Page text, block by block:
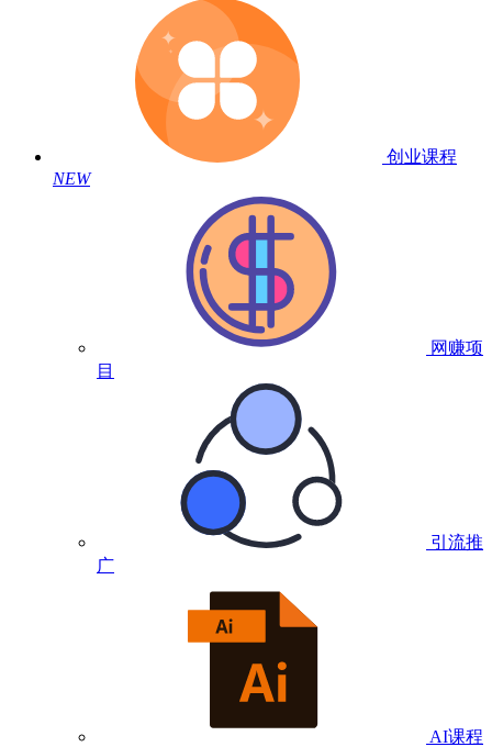
创业课程
NEW
网赚项
目
引流推
广
AI课程